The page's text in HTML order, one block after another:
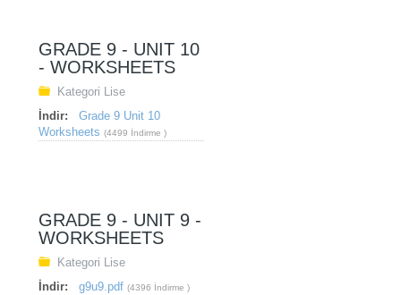
GRADE 9 - UNIT 10
- WORKSHEETS
Kategori Lise
İndir:
Grade 9 Unit 10
Worksheets (4499 İndirme )
GRADE 9 - UNIT 9 -
WORKSHEETS
Kategori Lise
İndir:
g9u9.pdf (4396 İndirme )